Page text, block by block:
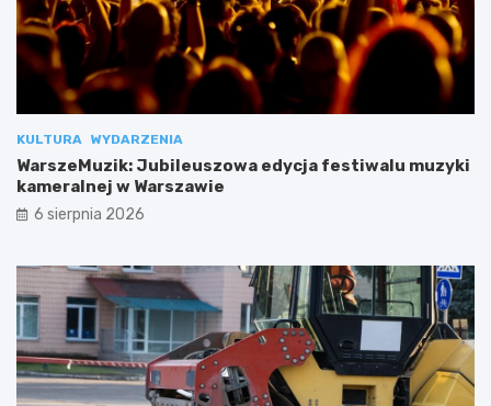
KULTURA WYDARZENIA
WarszeMuzik: Jubileuszowa edycja festiwalu muzyki
kameralnej w Warszawie
6 sierpnia 2026